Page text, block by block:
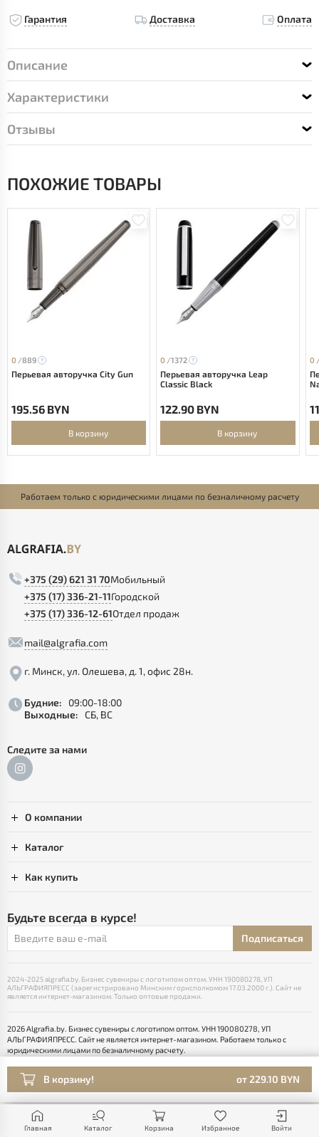
Главная Каталог Корзина Избранное Войти
В корзину! от 229.10 BYN
Гарантия Доставка Оплата
Описание
Характеристики
Отзывы
ПОХОЖИЕ ТОВАРЫ
0 /889
Перьевая авторучка City Gun
195.56 BYN
В корзину
0 /1372
Перьевая авторучка Leap
Classic Black
122.90 BYN
В корзину
0
Работаем только с юридическими лицами по безналичному расчету
+375 (29) 621 31 70Мобильный
+375 (17) 336-21-11Городской
+375 (17) 336-12-61Отдел продаж
mail@algrafia.com
г. Минск, ул. Олешева, д. 1, офис 28н.
Будние:
09:00-18:00
Выходные: СБ, ВС
Следите за нами
О компании
Каталог
Как купить
Будьте всегда в курсе!
Подписаться
2024-2025 algrafia.by. Бизнес сувениры с логотипом оптом. УНН 190080278, УП
АЛЬГРАФИЯПРЕСС (зарегистрировано Минским горисполкомом 17.03.2000 г.). Сайт не
является интернет-магазином. Только оптовые продажи.
2026 Algrafia.by. Бизнес сувениры с логотипом оптом. УНН 190080278, УП
АЛЬГРАФИЯПРЕСС. Сайт не является интернет-магазином. Работаем только с
юридическими лицами по безналичному расчету.